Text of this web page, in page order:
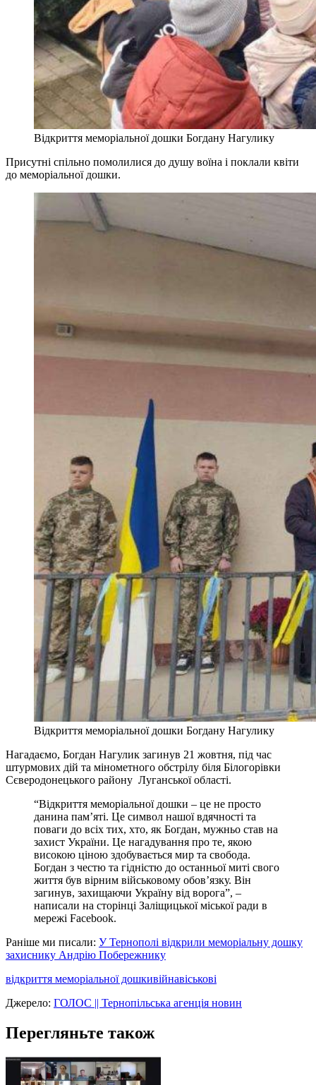
Відкриття меморіальної дошки Богдану Нагулику
Присутні спільно помолилися до душу воїна і поклали квіти
до меморіальної дошки.
Відкриття меморіальної дошки Богдану Нагулику
Нагадаємо, Богдан Нагулик загинув 21 жовтня, під час
штурмових дій та мінометного обстрілу біля Білогорівки
Сєверодонецького району Луганської області.
“Відкриття меморіальної дошки – це не просто
данина пам’яті. Це символ нашої вдячності та
поваги до всіх тих, хто, як Богдан, мужньо став на
захист України. Це нагадування про те, якою
високою ціною здобувається мир та свобода.
Богдан з честю та гідністю до останньої миті свого
життя був вірним військовому обов’язку. Він
загинув, захищаючи Україну від ворога”, –
написали на сторінці Заліщицької міської ради в
мережі Facebook.
Раніше ми писали: У Тернополі відкрили меморіальну дошку
захиснику Андрію Побережнику
відкриття меморіальної дошкивійнавіськові
Джерело: ГОЛОС || Тернопільська агенція новин
Перегляньте також